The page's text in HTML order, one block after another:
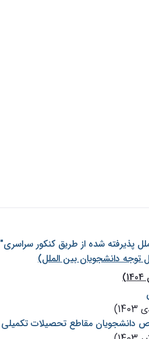
پذيرفته شده از طريق كنكور سراسری"
دانشجویان بین الملل)
دانشجویان مقاطع تحصیلات تکمیلی